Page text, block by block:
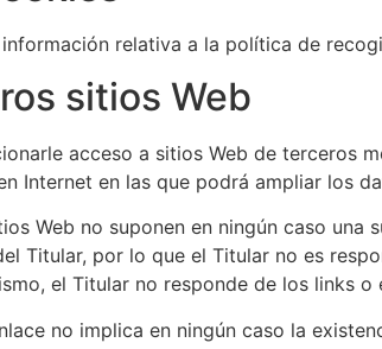
relativa a la política de
sitios Web
acceso a sitios Web de terceros
Internet en las que podrá ampliar los
Web no suponen en ningún caso
Titular, por lo que el Titular no es
el Titular no responde de los links
no implica en ningún caso la